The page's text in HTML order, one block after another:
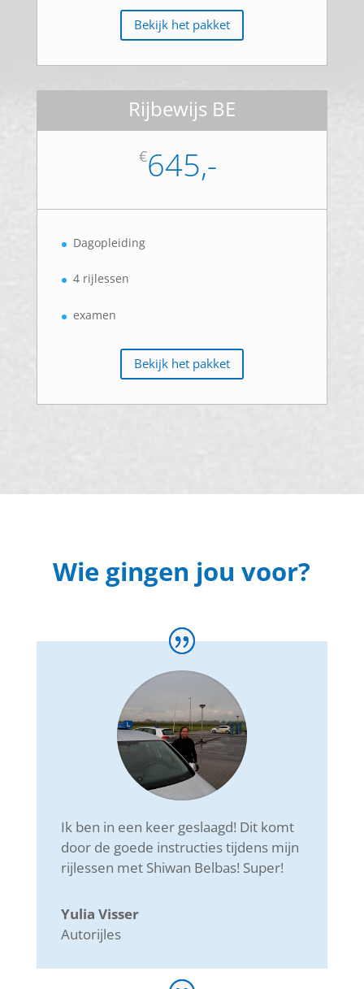
Bekijk het pakket
Rijbewijs BE
€645,-
Dagopleiding
4 rijlessen
examen
Bekijk het pakket
Wie gingen jou voor?
Ik ben in een keer geslaagd! Dit komt
door de goede instructies tijdens mijn
rijlessen met Shiwan Belbas! Super!
Yulia Visser
Autorijles